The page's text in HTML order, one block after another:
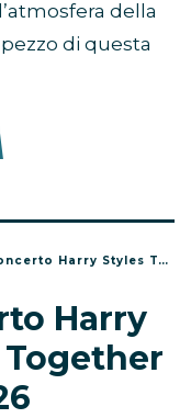
della
di questa
Styles Together Together Tour 2026
Harry